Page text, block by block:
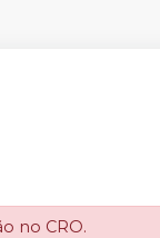
no CRO.